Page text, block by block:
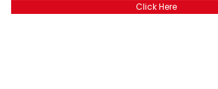
Click Here